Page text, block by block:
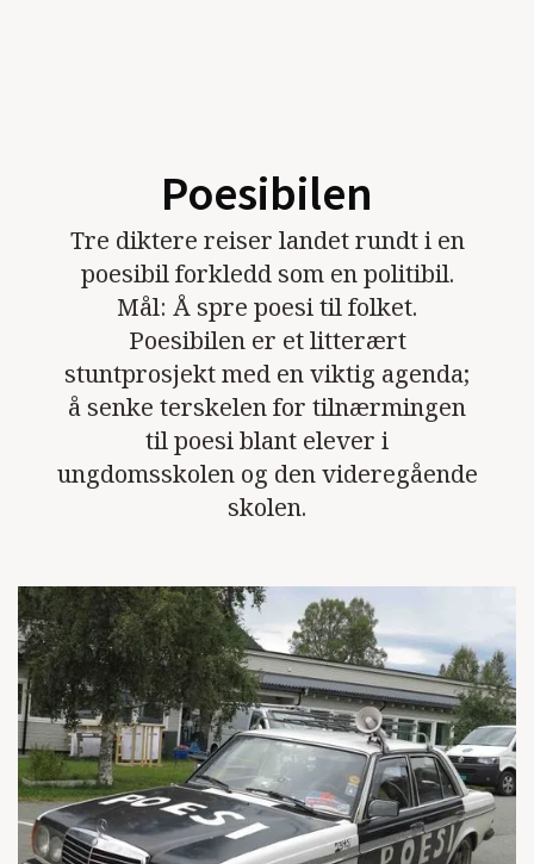
Poesibilen
Tre diktere reiser landet rundt i en
poesibil forkledd som en politibil.
Mål: Å spre poesi til folket.
Poesibilen er et litterært
stuntprosjekt med en viktig agenda;
å senke terskelen for tilnærmingen
til poesi blant elever i
ungdomsskolen og den videregående
skolen.